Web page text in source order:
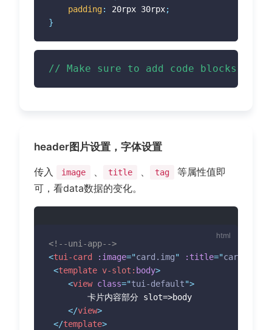
padding: 20rpx 30rpx;
}
// Make sure to add code blocks to
header图片设置，字体设置
传入 image title tag
等属性值即
可，看data数据的变化。
<!--uni-app-->
<tui-card :image="card.img" :title="card.title
<template v-slot: body>
<view class="tui-default">
</view>
</template>